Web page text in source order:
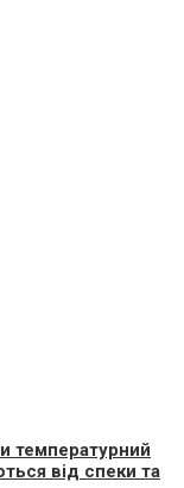
температурний
від спеки та